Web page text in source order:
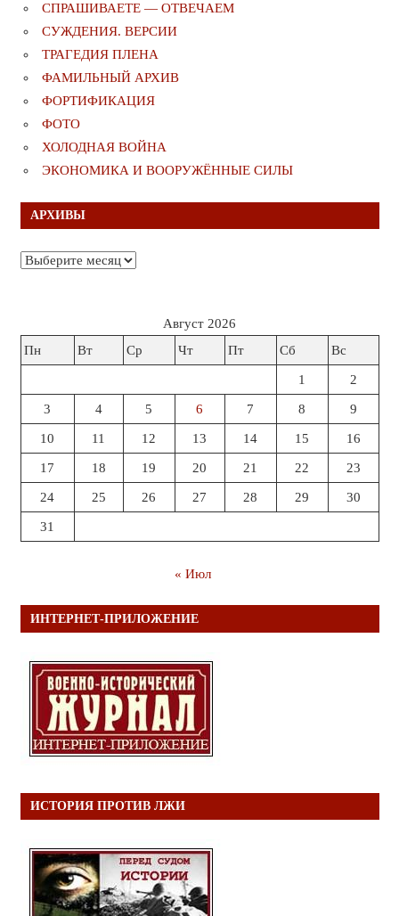
СПРАШИВАЕТЕ — ОТВЕЧАЕМ
СУЖДЕНИЯ. ВЕРСИИ
ТРАГЕДИЯ ПЛЕНА
ФАМИЛЬНЫЙ АРХИВ
ФОРТИФИКАЦИЯ
ФОТО
ХОЛОДНАЯ ВОЙНА
ЭКОНОМИКА И ВООРУЖЁННЫЕ СИЛЫ
АРХИВЫ
Архивы
Август 2026
Пн
Вт Ср Чт Пт Сб Вс
1 2
3 4 5 6 7 8 9
10 11 12 13 14 15 16
17 18 19 20 21 22 23
24 25 26 27 28 29 30
31
« Июл
ИНТЕРНЕТ-ПРИЛОЖЕНИЕ
ИСТОРИЯ ПРОТИВ ЛЖИ